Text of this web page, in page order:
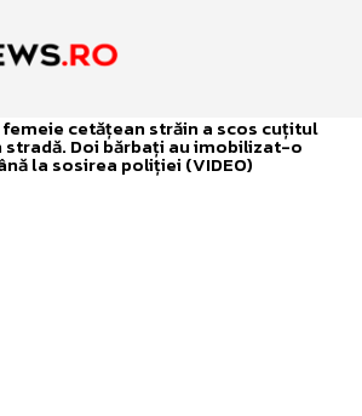
femeie cetățean străin a scos cuțitul
stradă. Doi bărbați au imobilizat-o
la sosirea poliției (VIDEO)